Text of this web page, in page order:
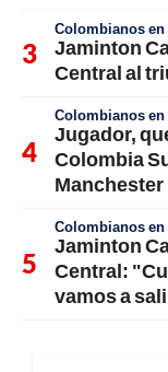
Colombianos
Jaminton
Central al
Colombianos
Jugador,
Colombia
Manchester
Colombianos
Jaminton
Central:
vamos a